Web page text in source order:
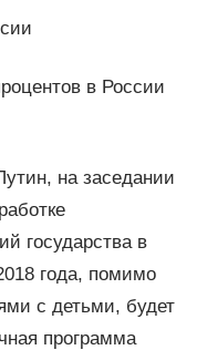
в России
на заседании
государства в
года, помимо
с детьми, будет
программа